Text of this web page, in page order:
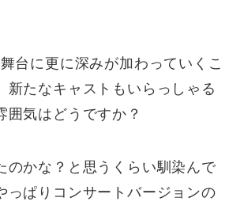
台に更に深みが加わっていくこ
新たなキャストもいらっしゃる
囲気はどうですか？
のかな？と思うくらい馴染んで
っぱりコンサートバージョンの